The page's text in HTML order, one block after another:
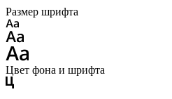
Размер шрифта
Цвет фона и шрифта